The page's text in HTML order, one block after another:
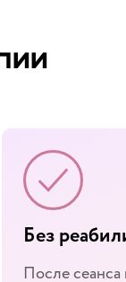
Без
После